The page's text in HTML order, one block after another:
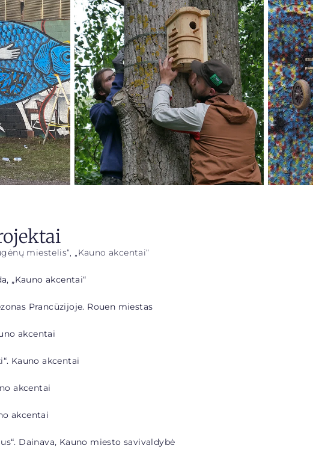
miestelis“, „Kauno akcentai“
„Kauno akcentai“
Prancūzijoje. Rouen miestas
akcentai
Kauno akcentai
akcentai
akcentai
Dainava, Kauno miesto savivaldybė